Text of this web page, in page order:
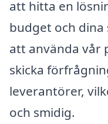
att hitta en
budget och dina
att använda vår
skicka
leverantörer,
och smidig.